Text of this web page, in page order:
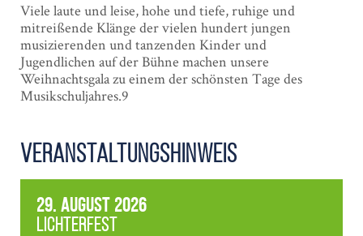
Viele laute und leise, hohe und tiefe, ruhige und
mitreißende Klänge der vielen hundert jungen
musizierenden und tanzenden Kinder und
Jugendlichen auf der Bühne machen unsere
Weihnachtsgala zu einem der schönsten Tage des
Musikschuljahres.9
Veranstaltungshinweis
29. August 2026
Lichterfest